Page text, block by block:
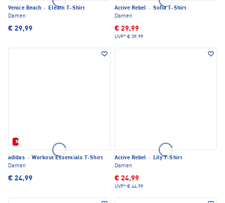
Venice Beach ·
Eleam T-Shirt
Damen
€ 29,99
Active Rebel · Sofia T-Shirt
Damen
€ 29,99
UVP* € 39,99
Neu
adidas · Workout Essentials T-Shirt
Damen
€ 24,99
Active Rebel ·
Lily T-Shirt
Damen
€ 24,99
UVP* € 44,99